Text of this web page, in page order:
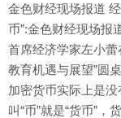
金色财经现场报道
币”:金色财经现场报
首席经济学家左小
教育机遇与展望”圆
加密货币实际上是
叫“币”就是“货币”